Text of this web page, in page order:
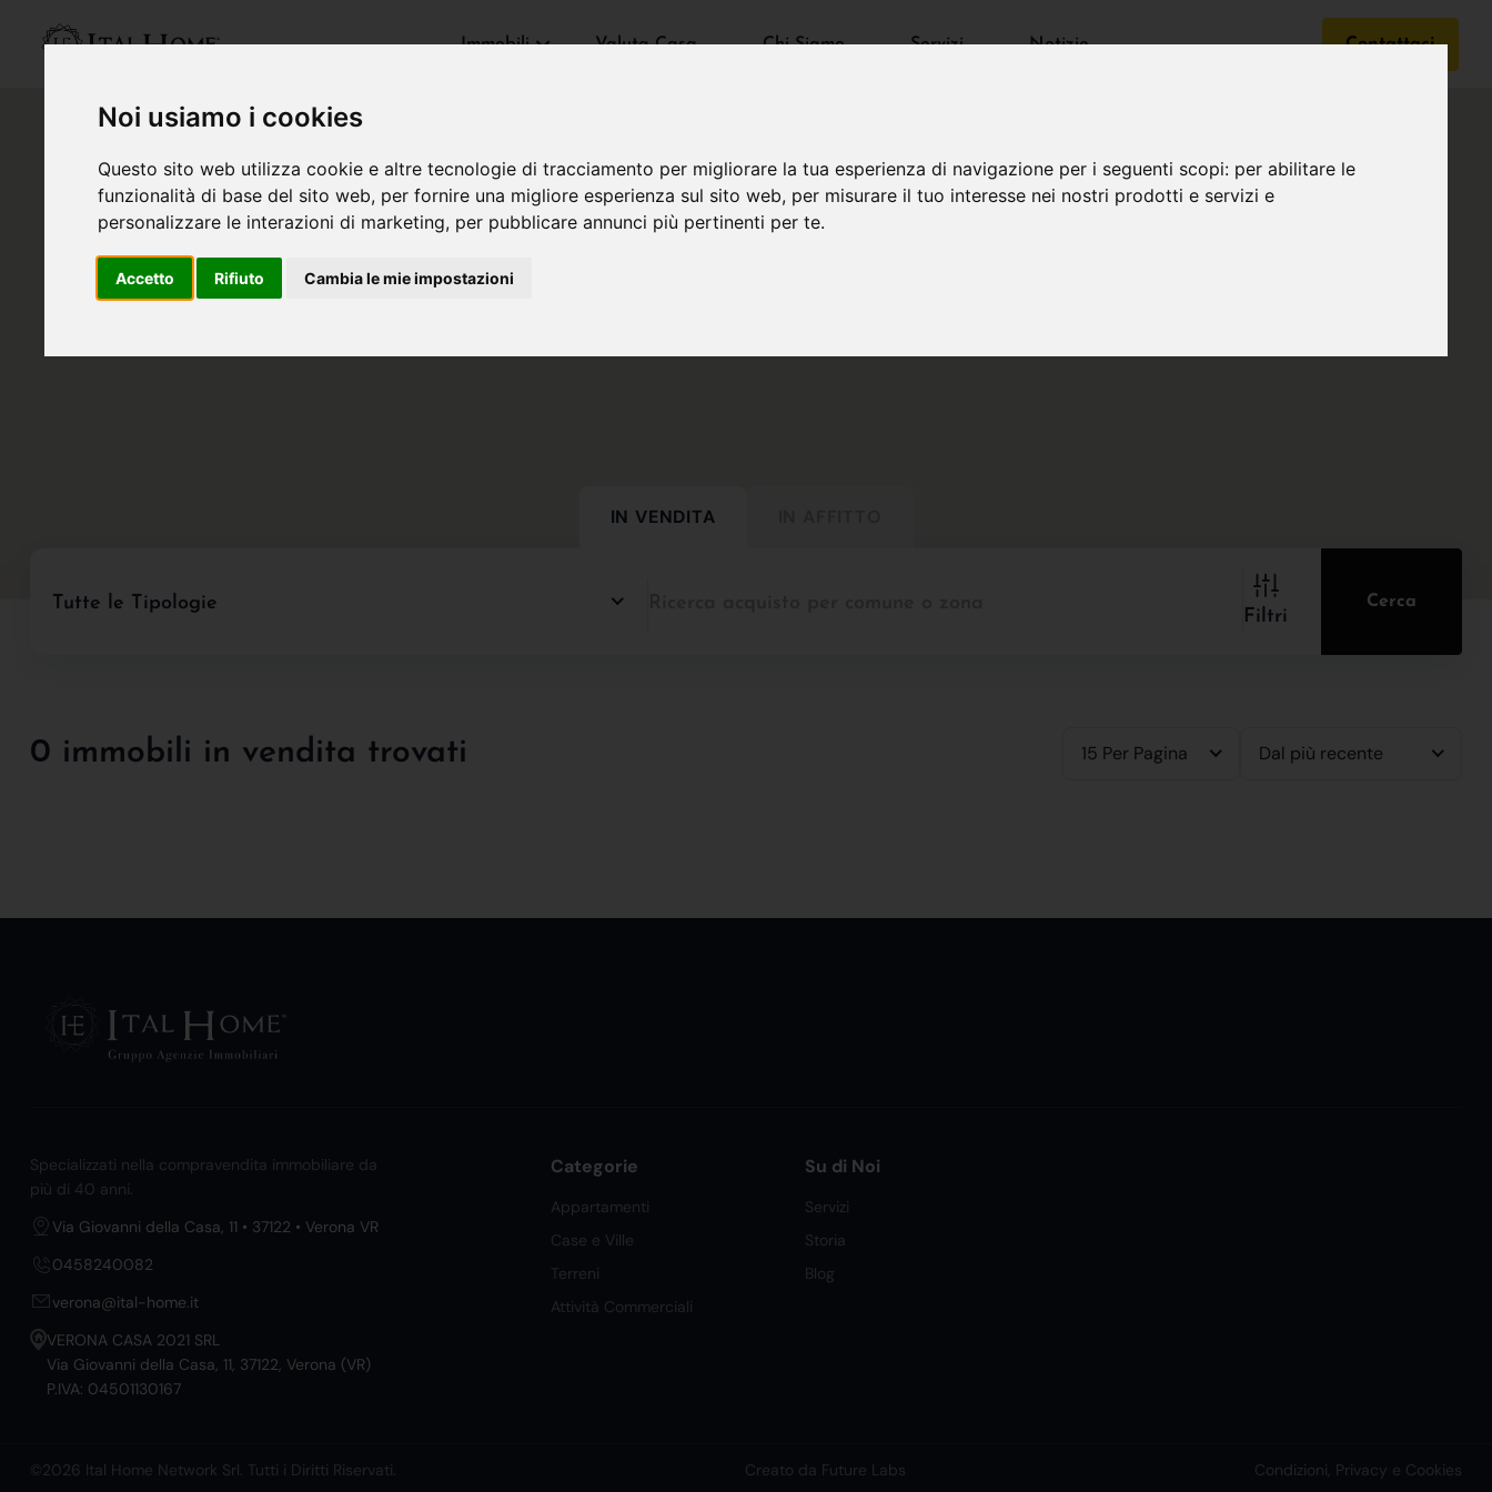
Noi usiamo i cookies
Questo sito web utilizza cookie e altre tecnologie di tracciamento per migliorare la tua esperienza di navigazione per i seguenti scopi: per abilitare le
funzionalità di base del sito web, per fornire una migliore esperienza sul sito web, per misurare il tuo interesse nei nostri prodotti e servizi e
personalizzare le interazioni di marketing, per pubblicare annunci più pertinenti per te.
Accetto Rifiuto Cambia le mie impostazioni
Immobili Valuta Casa Chi Siamo Servizi Notizie Contattaci
IN VENDITA
Tutte le Tipologie
Filtri
Cerca
0 immobili in vendita trovati 15 Per Pagina Dal più recente
Specializzati nella compravendita immobiliare da
più di 40 anni.
Via Giovanni della Casa, 11 • 37122 • Verona VR
0458240082
verona@ital-home.it
VERONA CASA 2021 SRL
Via Giovanni della Casa, 11, 37122, Verona (VR)
P.IVA: 04501130167
Categorie
Appartamenti
Case e Ville
Terreni
Attività Commerciali
Su di Noi
Servizi
Storia
Blog
©2026 Ital Home Network Srl. Tutti i Diritti Riservati. Creato da Future Labs Condizioni, Privacy e Cookies